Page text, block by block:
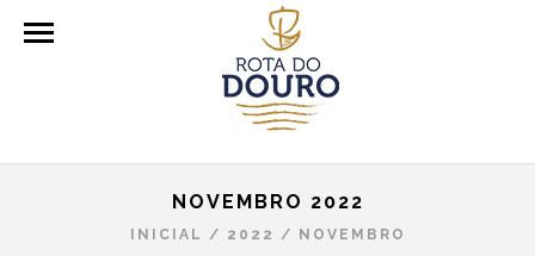
NOVEMBRO 2022
INICIAL / 2022 / NOVEMBRO